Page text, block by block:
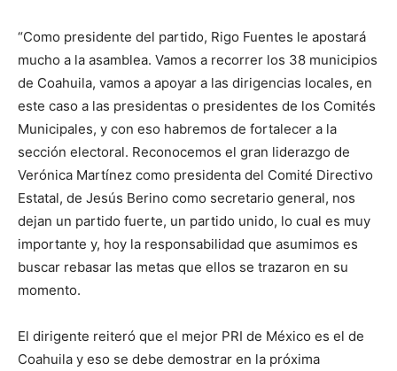
“Como presidente del partido, Rigo Fuentes le apostará
mucho a la asamblea. Vamos a recorrer los 38 municipios
de Coahuila, vamos a apoyar a las dirigencias locales, en
este caso a las presidentas o presidentes de los Comités
Municipales, y con eso habremos de fortalecer a la
sección electoral. Reconocemos el gran liderazgo de
Verónica Martínez como presidenta del Comité Directivo
Estatal, de Jesús Berino como secretario general, nos
dejan un partido fuerte, un partido unido, lo cual es muy
importante y, hoy la responsabilidad que asumimos es
buscar rebasar las metas que ellos se trazaron en su
momento.
El dirigente reiteró que el mejor PRI de México es el de
Coahuila y eso se debe demostrar en la próxima